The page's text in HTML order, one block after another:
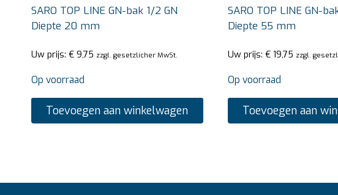
SARO TOP LINE GN-bak 1/2 GN
Diepte 20 mm
Uw prijs: € 9,75 zzgl. gesetzlicher MwSt.
Op voorraad
Toevoegen aan winkelwagen
SARO TOP LINE GN-
Diepte 55 mm
Uw prijs: €19,75 zzgl.
Op voorraad
Toevoegen aan